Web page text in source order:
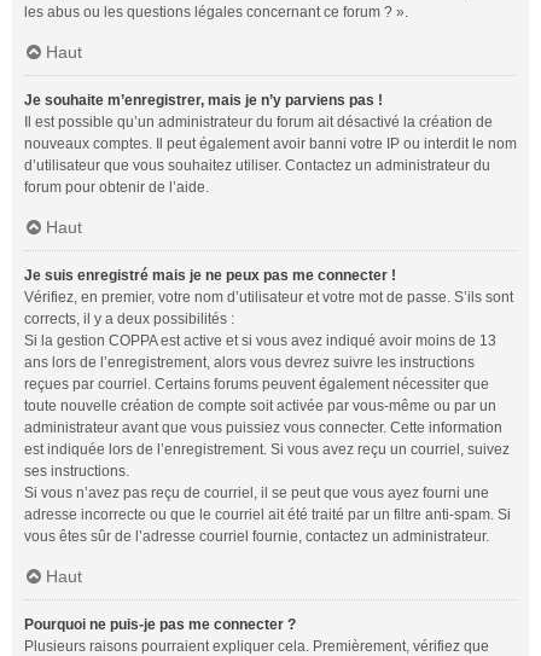
les abus ou les questions légales concernant ce forum ? ».
Haut
Je souhaite m’enregistrer, mais je n’y parviens pas !
Il est possible qu’un administrateur du forum ait désactivé la création de
nouveaux comptes. Il peut également avoir banni votre IP ou interdit le nom
d’utilisateur que vous souhaitez utiliser. Contactez un administrateur du
forum pour obtenir de l’aide.
Haut
Je suis enregistré mais je ne peux pas me connecter !
Vérifiez, en premier, votre nom d’utilisateur et votre mot de passe. S’ils sont
corrects, il y a deux possibilités :
Si la gestion COPPA est active et si vous avez indiqué avoir moins de 13
ans lors de l’enregistrement, alors vous devrez suivre les instructions
reçues par courriel. Certains forums peuvent également nécessiter que
toute nouvelle création de compte soit activée par vous-même ou par un
administrateur avant que vous puissiez vous connecter. Cette information
est indiquée lors de l’enregistrement. Si vous avez reçu un courriel, suivez
ses instructions.
Si vous n’avez pas reçu de courriel, il se peut que vous ayez fourni une
adresse incorrecte ou que le courriel ait été traité par un filtre anti-spam. Si
vous êtes sûr de l’adresse courriel fournie, contactez un administrateur.
Haut
Pourquoi ne puis-je pas me connecter ?
Plusieurs raisons pourraient expliquer cela. Premièrement, vérifiez que